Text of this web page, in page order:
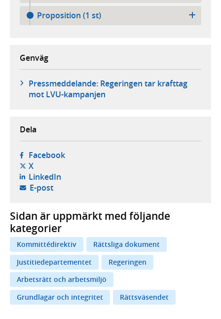
Proposition (1 st)
Genväg
Pressmeddelande: Regeringen tar krafttag
mot LVU-kampanjen
Dela
Facebook- öppnas i ny flik, extern webbplats,
X- öppnas i ny flik, extern webbplats,
LinkedIn- öppnas i ny flik, extern webbplats,
E-post- öppnar din e-postklient,
Sidan är uppmärkt med följande
kategorier
Kommittédirektiv
Rättsliga dokument
Justitiedepartementet
Regeringen
Arbetsrätt och arbetsmiljö
Grundlagar och integritet
Rättsväsendet